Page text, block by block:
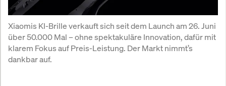
Xiaomis KI-Brille verkauft sich seit dem Launch am 26. Juni
über 50.000 Mal – ohne spektakuläre Innovation, dafür mit
klarem Fokus auf Preis-Leistung. Der Markt nimmt’s
dankbar auf.